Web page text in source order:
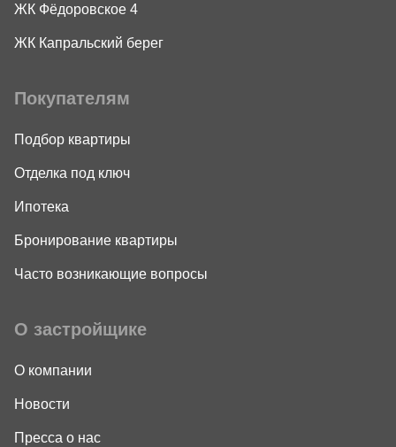
ЖК Фёдоровское 4
ЖК Капральский берег
Покупателям
Подбор квартиры
Отделка под ключ
Ипотека
Бронирование квартиры
Часто возникающие вопросы
О застройщике
О компании
Новости
Пресса о нас